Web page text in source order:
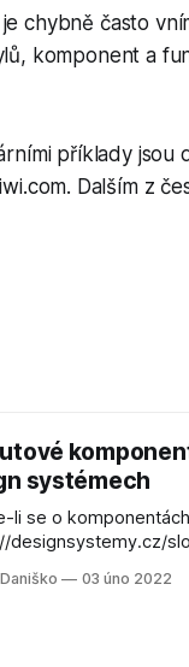
chybně často
komponent a
příklady jsou
Dalším z
systémech
li se o komponentách
designsystemy.cz/
designsystemy.cz/
03 úno 2022